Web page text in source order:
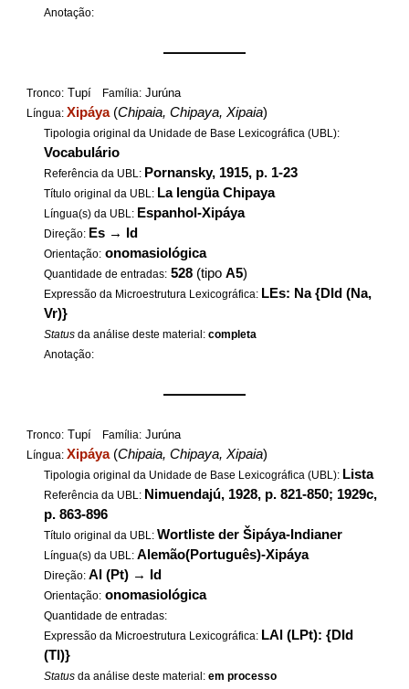
Anotação:
——————
Tronco: Tupí Família: Jurúna
Língua:Xipáya(Chipaia, Chipaya, Xipaia)
Tipologia original da Unidade de Base Lexicográfica (UBL):
Vocabulário
Referência da UBL: Pornansky, 1915, p. 1-23
Título original da UBL: La lengüa Chipaya
Língua(s) da UBL: Espanhol-Xipáya
Direção: Es → Id
Orientação: onomasiológica
Quantidade de entradas: 528 (tipoA5)
Expressão da Microestrutura Lexicográfica: LEs: Na {DId (Na,
Vr)}
Status da análise deste material:completa
Anotação:
——————
Tronco: Tupí Família: Jurúna
Língua:Xipáya(Chipaia, Chipaya, Xipaia)
Tipologia original da Unidade de Base Lexicográfica (UBL): Lista
Referência da UBL: Nimuendajú, 1928, p. 821-850; 1929c,
p. 863-896
Título original da UBL:Wortliste der Šipáya-Indianer
Língua(s) da UBL:Alemão(Português)-Xipáya
Direção:Al (Pt) → Id
Orientação: onomasiológica
Quantidade de entradas:
Expressão da Microestrutura Lexicográfica: LAl (LPt): {DId
(Tl)}
Status da análise deste material:em processo